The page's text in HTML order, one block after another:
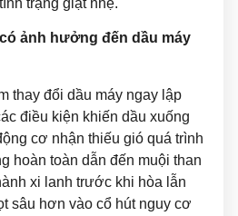
trạng giật nhẹ.
ảnh hưởng đến dầu máy
thay đổi dầu máy ngay lập
điều kiện khiến dầu xuống
cơ nhận thiếu gió quá trình
hoàn toàn dẫn đến muội than
xi lanh trước khi hòa lẫn
sâu hơn vào cổ hút nguy cơ